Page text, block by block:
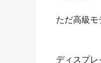
ただ高級
ディスプレ